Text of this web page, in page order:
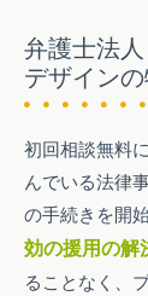
弁護士法
デザイン
初回相談無料
んでいる法律
の手続きを開
効の援用の解
ることなく、